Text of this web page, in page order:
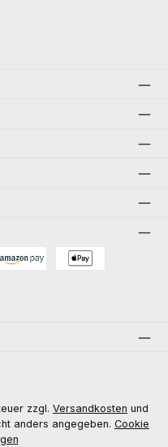
zzgl. Versandkosten und
anders angegeben. Cookie